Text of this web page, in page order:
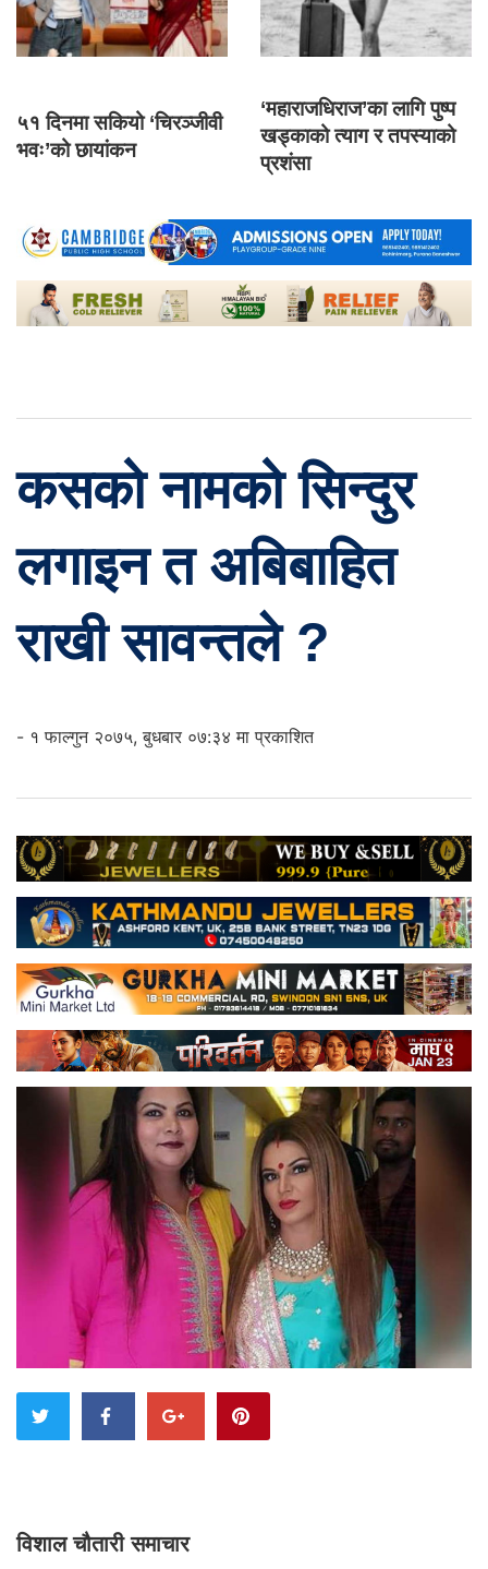
५१ दिनमा सकियो ‘चिरञ्जीवी
भवः’को छायांकन
‘महाराजधिराज’का लागि पुष्प
खड्काको त्याग र तपस्याको
प्रशंसा
कसको नामको सिन्दुर
लगाइन त अबिबाहित
राखी सावन्तले ?
- १ फाल्गुन २०७५, बुधबार ०७:३४ मा प्रकाशित
विशाल चौतारी समाचार